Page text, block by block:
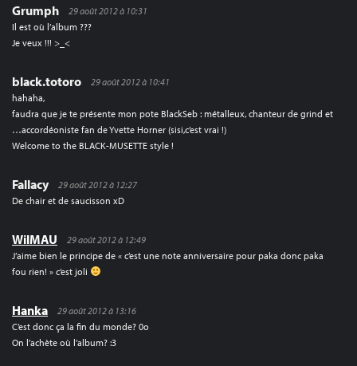
Grumph
29 août 2012 à 10:31
Il est où l’album ???
Je veux !!! >_<
black.totoro
29 août 2012 à 10:41
hahaha,
faudra que je te présente mon pote BlackSeb : métalleux, chanteur de grind et
…accordéoniste fan de Yvette Horner (sisi,c’est vrai !)
Welcome to the BLACK-MUSETTE style !
Fallacy
29 août 2012 à 12:27
De chair et de saucisson xD
WilMAU
29 août 2012 à 12:49
J’aime bien le principe de « c’est une note anniversaire pour paka donc paka
fou rien! » c’est joli
Hanka
29 août 2012 à 13:16
C’est donc ça la fin du monde? 0o
On l’achète où l’album? :3